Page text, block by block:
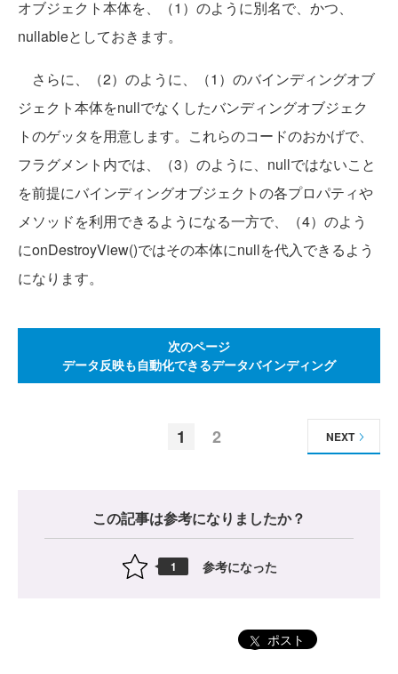
オブジェクト本体を、（1）のように別名で、かつ、
nullableとしておきます。
さらに、（2）のように、（1）のバインディングオブ
ジェクト本体をnullでなくしたバンディングオブジェク
トのゲッタを用意します。これらのコードのおかげで、
フラグメント内では、（3）のように、nullではないこと
を前提にバインディングオブジェクトの各プロパティや
メソッドを利用できるようになる一方で、（4）のよう
にonDestroyView()ではその本体にnullを代入できるよう
になります。
次のページ
データ反映も自動化できるデータバインディング
1 2 NEXT
この記事は参考になりましたか？
1 参考になった
ポスト